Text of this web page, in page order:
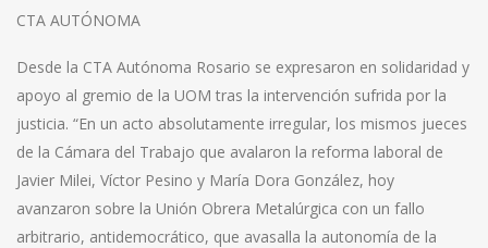
CTA AUTÓNOMA
Desde la CTA Autónoma Rosario se expresaron en solidaridad y
apoyo al gremio de la UOM tras la intervención sufrida por la
justicia. “En un acto absolutamente irregular, los mismos jueces
de la Cámara del Trabajo que avalaron la reforma laboral de
Javier Milei, Víctor Pesino y María Dora González, hoy
avanzaron sobre la Unión Obrera Metalúrgica con un fallo
arbitrario, antidemocrático, que avasalla la autonomía de la